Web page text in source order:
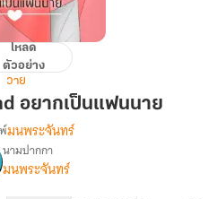
โหลด
ตัวอย่าง
วาย
อยากเป็นแฟนนาย
เรื่องMoreThanFriend
อยาก
มนพระจันทร์
นามปากกา
มนพระจันทร์